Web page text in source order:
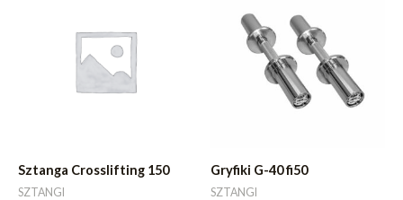
Sztanga Crosslifting 150
SZTANGI
Gryfiki G-40 fi50
SZTANGI